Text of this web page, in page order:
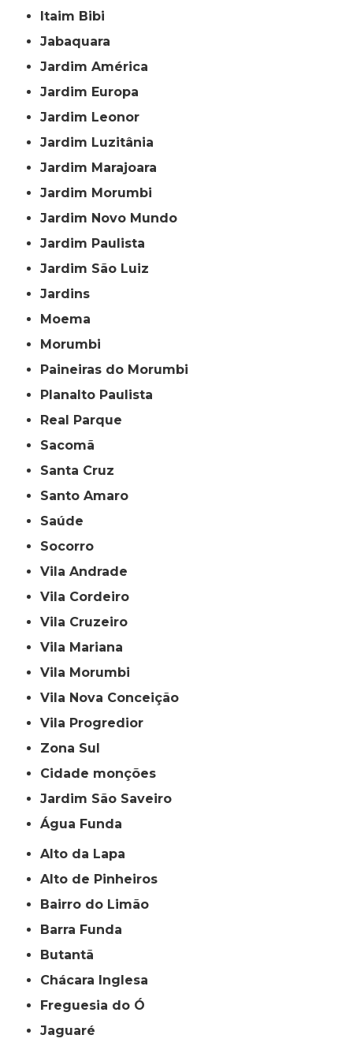
Itaim Bibi
Jabaquara
Jardim América
Jardim Europa
Jardim Leonor
Jardim Luzitânia
Jardim Marajoara
Jardim Morumbi
Jardim Novo Mundo
Jardim Paulista
Jardim São Luiz
Jardins
Moema
Morumbi
Paineiras do Morumbi
Planalto Paulista
Real Parque
Sacomã
Santa Cruz
Santo Amaro
Saúde
Socorro
Vila Andrade
Vila Cordeiro
Vila Cruzeiro
Vila Mariana
Vila Morumbi
Vila Nova Conceição
Vila Progredior
Zona Sul
cidade monções
jardim São Saveiro
Água Funda
Alto da Lapa
Alto de Pinheiros
Bairro do Limão
Barra Funda
Butantã
Chácara Inglesa
Freguesia do Ó
Jaguaré